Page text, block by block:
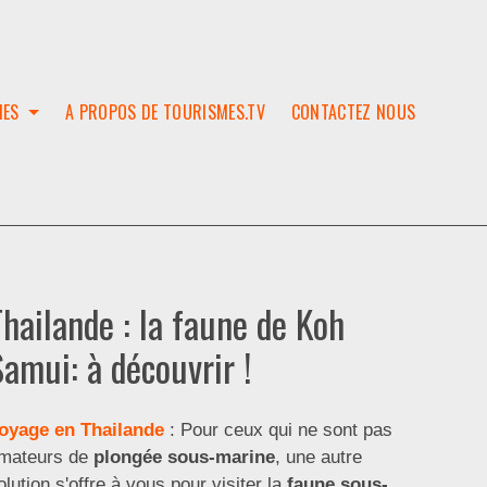
A PROPOS DE TOURISMES.TV CONTACTEZ NOUS
: la faune de Koh
à découvrir !
en Thailande : Pour ceux qui ne sont pas
de plongée sous-marine, une autre